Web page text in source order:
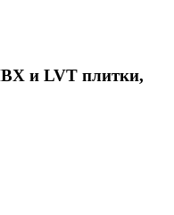
и LVT плитки,